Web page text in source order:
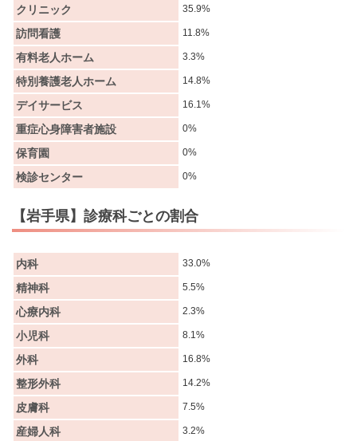
クリニック 35.9%
訪問看護 11.8%
有料老人ホーム 3.3%
特別養護老人ホーム 14.8%
デイサービス 16.1%
重症心身障害者施設 0%
保育園 0%
検診センター 0%
【岩手県】診療科ごとの割合
内科 33.0%
精神科 5.5%
心療内科 2.3%
小児科 8.1%
外科 16.8%
整形外科 14.2%
皮膚科 7.5%
産婦人科 3.2%